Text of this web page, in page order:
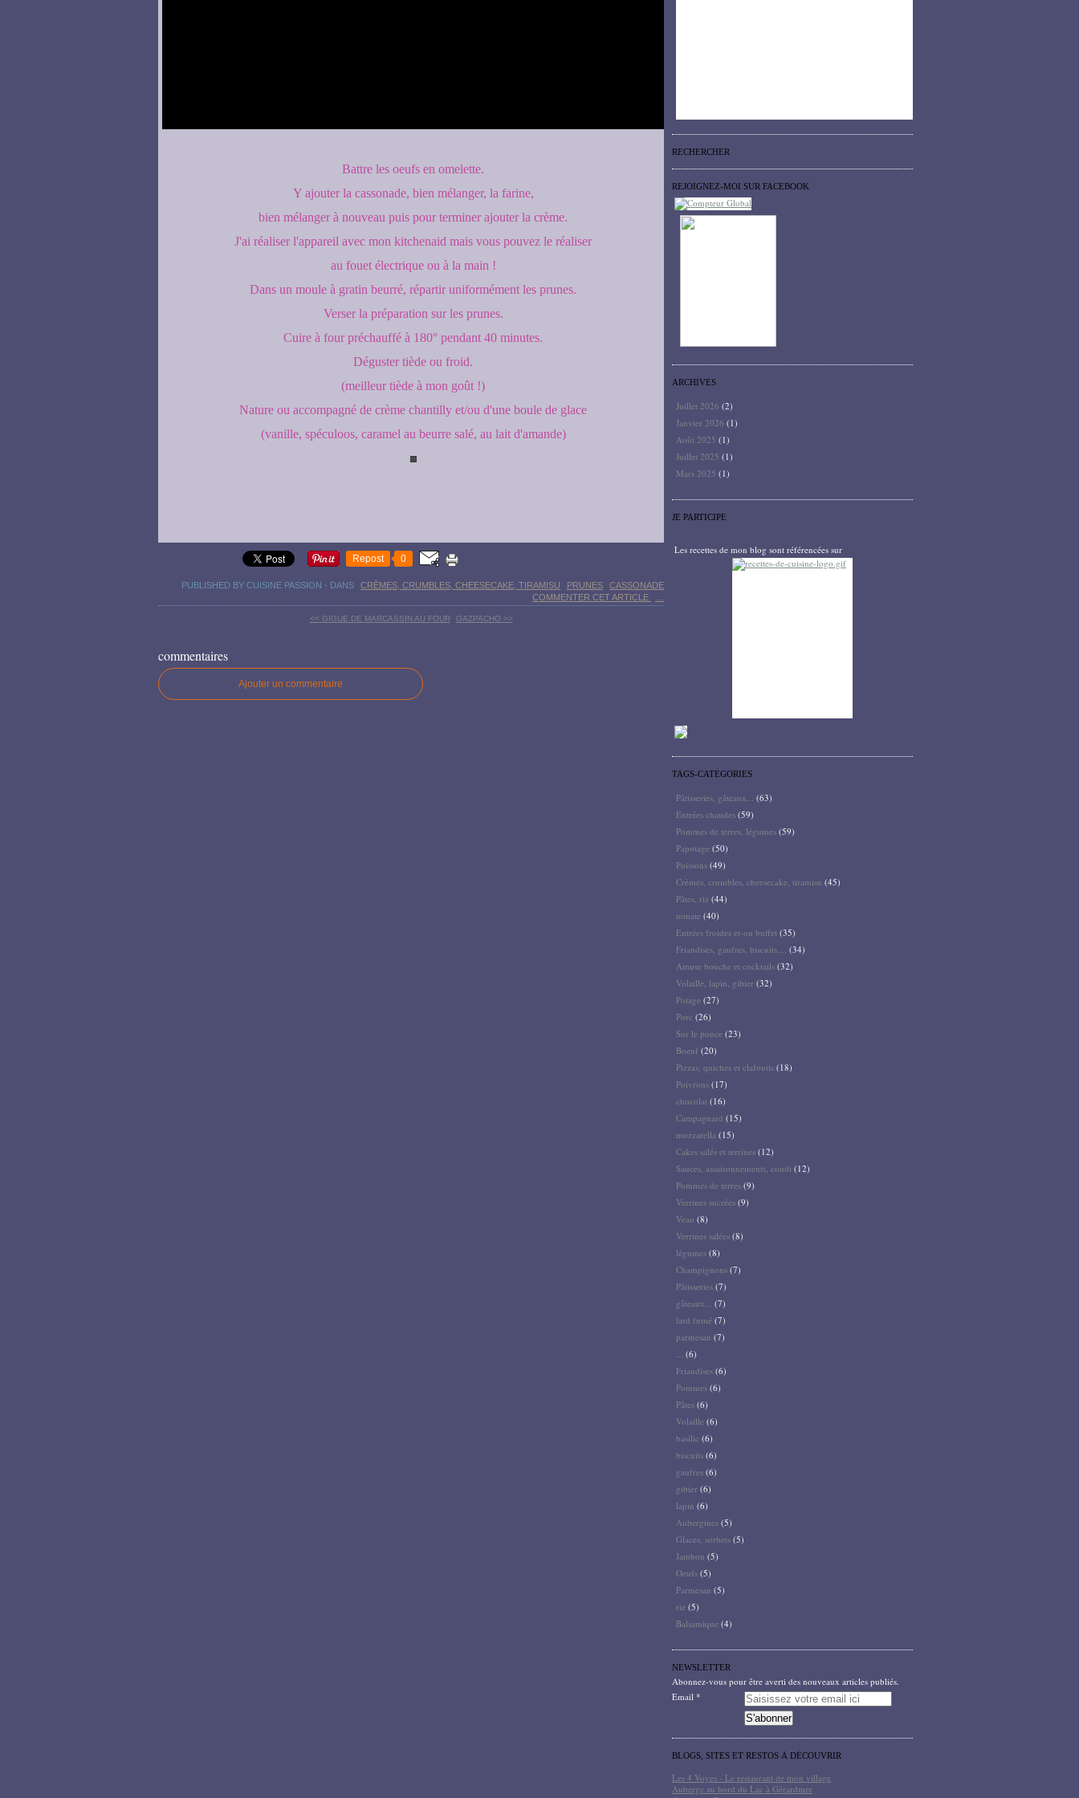
Battre les oeufs en omelette.
Y ajouter la cassonade, bien mélanger, la farine,
bien mélanger à nouveau puis pour terminer ajouter la crème.
J'ai réaliser l'appareil avec mon kitchenaid mais vous pouvez le réaliser
au fouet électrique ou à la main !
Dans un moule à gratin beurré, répartir uniformément les prunes.
Verser la préparation sur les prunes.
Cuire à four préchauffé à 180° pendant 40 minutes.
Déguster tiède ou froid.
(meilleur tiède à mon goût !)
Nature ou accompagné de crème chantilly et/ou d'une boule de glace
(vanille, spéculoos, caramel au beurre salé, au lait d'amande)
Repost 0
PUBLISHED BY CUISINE PASSION - DANS CRÈMES, CRUMBLES, CHEESECAKE, TIRAMISU PRUNES
CASSONADE
COMMENTER CET ARTICLE
<< GIGUE DE MARCASSIN AU FOUR GAZPACHO >>
commentaires
Ajouter un commentaire
RECHERCHER
REJOIGNEZ-MOI SUR FACEBOOK
ARCHIVES
Juillet 2026 (2)
Janvier 2026 (1)
Août 2025 (1)
Juillet 2025 (1)
Mars 2025 (1)
JE PARTICIPE
Les recettes de mon blog sont référencées sur
TAGS-CATÉGORIES
Pâtisseries, gâteaux... (63)
Entrées chaudes (59)
Pommes de terres, légumes (59)
Papotage (50)
Poissons (49)
Crèmes, crumbles, cheesecake, tiramisu (45)
Pâtes, riz (44)
tomate (40)
Entrées froides et-ou buffet (35)
Friandises, gaufres, biscuits,... (34)
Amuse bouche et cocktails (32)
Volaille, lapin, gibier (32)
Potage (27)
Porc (26)
Sur le pouce (23)
Boeuf (20)
Pizzas, quiches et clafoutis (18)
Poivrons (17)
chocolat (16)
Campagnard (15)
mozzarella (15)
Cakes salés et terrines (12)
Sauces, assaisonnements, condi (12)
Pommes de terres (9)
Verrines sucrées (9)
Veau (8)
Verrines salées (8)
légumes (8)
Champignons (7)
Pâtisseries (7)
gâteaux... (7)
lard fumé (7)
parmesan (7)
... (6)
Friandises (6)
Pommes (6)
Pâtes (6)
Volaille (6)
basilic (6)
biscuits (6)
gaufres (6)
gibier (6)
lapin (6)
Aubergines (5)
Glaces, sorbets (5)
Jambon (5)
Oeufs (5)
Parmesan (5)
riz (5)
Balsamique (4)
NEWSLETTER
Abonnez-vous pour être averti des nouveaux articles publiés.
Email
BLOGS, SITES ET RESTOS À DÉCOUVRIR
Les 4 Voyes - Le restaurant de mon village
Auberge au bord du Lac à Gérardmer